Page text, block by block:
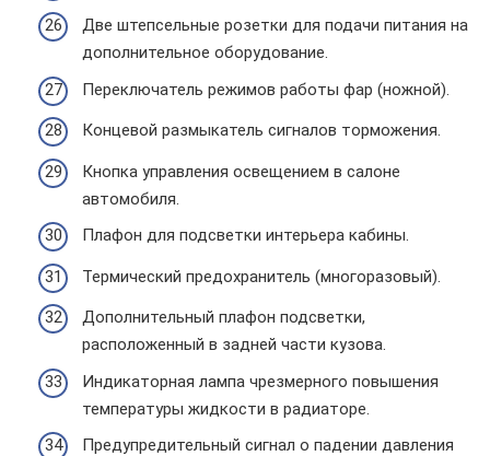
Две штепсельные розетки для подачи питания на
дополнительное оборудование.
Переключатель режимов работы фар (ножной).
Концевой размыкатель сигналов торможения.
Кнопка управления освещением в салоне
автомобиля.
Плафон для подсветки интерьера кабины.
Термический предохранитель (многоразовый).
Дополнительный плафон подсветки,
расположенный в задней части кузова.
Индикаторная лампа чрезмерного повышения
температуры жидкости в радиаторе.
Предупредительный сигнал о падении давления